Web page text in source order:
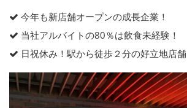
今年も新店舗オープンの成長企業！
当社アルバイトの80％は飲食未経験！
日祝休み！駅から徒歩２分の好立地店舗